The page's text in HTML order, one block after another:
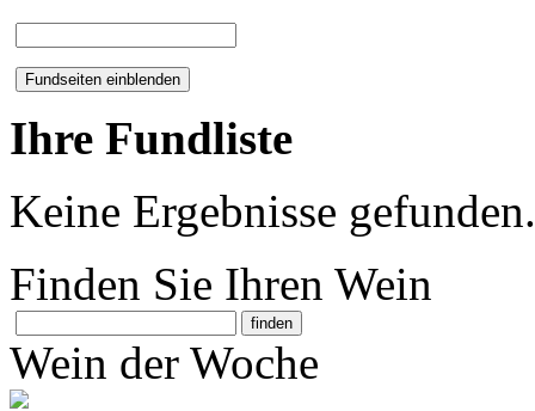
Ihre Fundliste
Keine Ergebnisse gefunden.
Finden Sie Ihren Wein
Wein der Woche